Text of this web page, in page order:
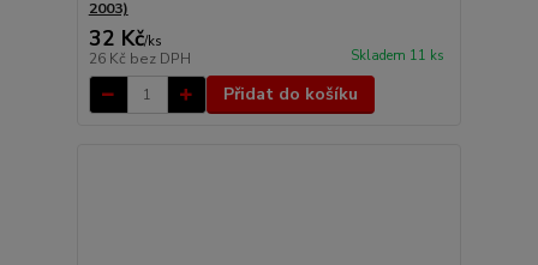
2003)
32 Kč/ks
26 Kč bez DPH Skladem 11 ks
Přidat do košíku